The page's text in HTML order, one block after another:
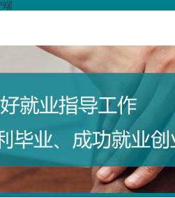
端